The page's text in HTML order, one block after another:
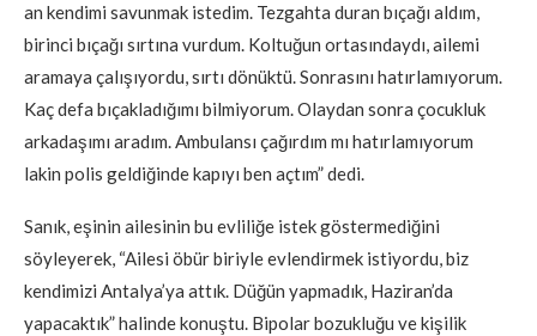
an kendimi savunmak istedim. Tezgahta duran bıçağı aldım,
birinci bıçağı sırtına vurdum. Koltuğun ortasındaydı, ailemi
aramaya çalışıyordu, sırtı dönüktü. Sonrasını hatırlamıyorum.
Kaç defa bıçakladığımı bilmiyorum. Olaydan sonra çocukluk
arkadaşımı aradım. Ambulansı çağırdım mı hatırlamıyorum
lakin polis geldiğinde kapıyı ben açtım” dedi.
Sanık, eşinin ailesinin bu evliliğe istek göstermediğini
söyleyerek, “Ailesi öbür biriyle evlendirmek istiyordu, biz
kendimizi Antalya’ya attık. Düğün yapmadık, Haziran’da
yapacaktık” halinde konuştu. Bipolar bozukluğu ve kişilik